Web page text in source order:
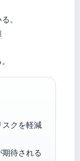
。
スクを軽減
待される